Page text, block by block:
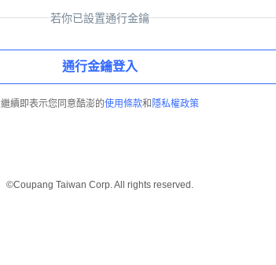
若你已設置通行金鑰
通行金鑰登入
繼續即表示您同意酷澎的使用條款和 隱私權政策
©Coupang Taiwan Corp. All rights reserved.